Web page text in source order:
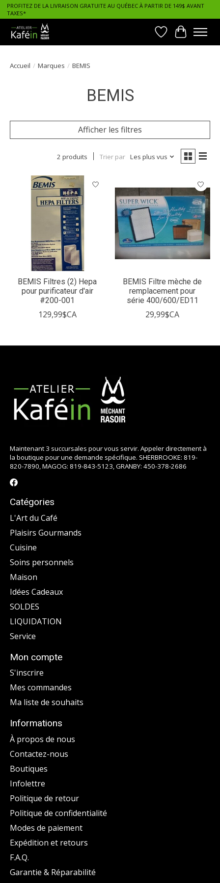
PROFITEZ DE LA LIVRAISON GRATUITE AU QUÉBEC À PARTIR DE 149$ AVANT
TAXES*
Liste dePanier
Accueil / Marques / BEMIS
BEMIS
Afficher les filtres
2 produits Trier par Les plus vus
BEMIS Filtres (2) Hepa
pour purificateur d'air
#200-001
129,99$CA
BEMIS Filtre mèche de
remplacement pour
série 400/600/ED11
29,99$CA
Maintenant 3 succursales pour vous servir. Appeler directement à
la boutique pour une demande spécifique. SHERBROOKE: 819-
820-7890, MAGOG: 819-843-5123, GRANBY: 450-378-2686
Catégories
L'Art du Café
Plaisirs Gourmands
Cuisine
Soins personnels
Maison
Idées Cadeaux
SOLDES
LIQUIDATION
Service
Mon compte
S'inscrire
Mes commandes
Ma liste de souhaits
Informations
À propos de nous
Contactez-nous
Boutiques
Infolettre
Politique de retour
Politique de confidentialité
Modes de paiement
Expédition et retours
F.A.Q.
Garantie & Réparabilité